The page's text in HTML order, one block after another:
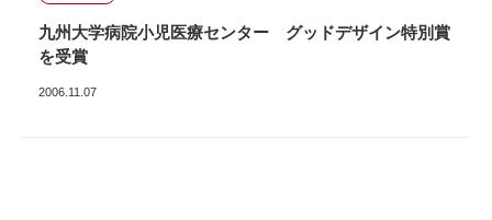
九州大学病院小児医療センター グッドデザイン特別賞
を受賞
2006.11.07